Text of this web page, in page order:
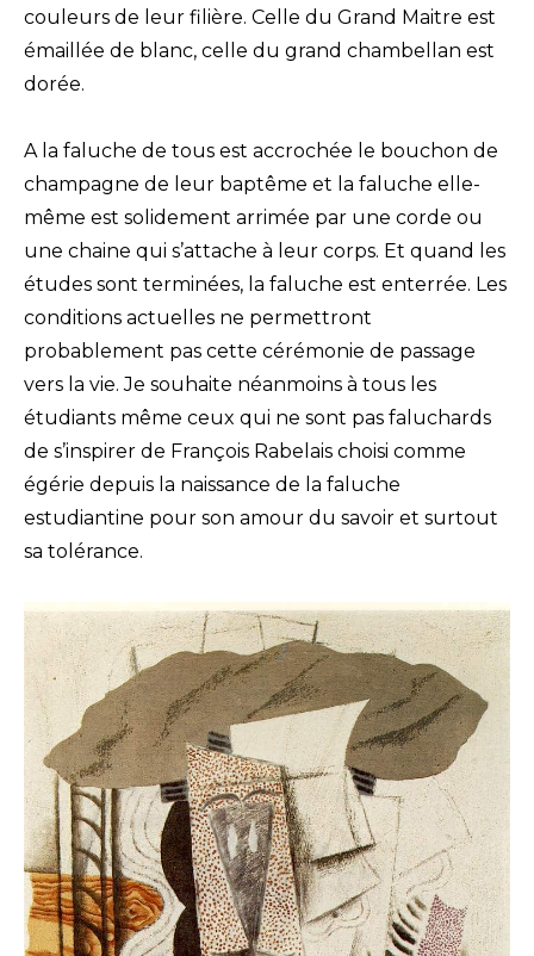
couleurs de leur filière. Celle du Grand Maitre est
émaillée de blanc, celle du grand chambellan est
dorée.
A la faluche de tous est accrochée le bouchon de
champagne de leur baptême et la faluche elle-
même est solidement arrimée par une corde ou
une chaine qui s’attache à leur corps. Et quand les
études sont terminées, la faluche est enterrée. Les
conditions actuelles ne permettront
probablement pas cette cérémonie de passage
vers la vie. Je souhaite néanmoins à tous les
étudiants même ceux qui ne sont pas faluchards
de s’inspirer de François Rabelais choisi comme
égérie depuis la naissance de la faluche
estudiantine pour son amour du savoir et surtout
sa tolérance.